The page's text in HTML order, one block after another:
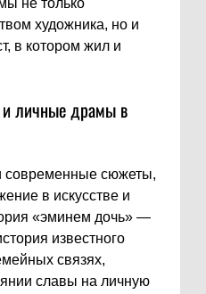
не только
художника, но и
в котором жил и
и личные драмы в
современные сюжеты,
в искусстве и
«эминем дочь» —
известного
связях,
славы на личную